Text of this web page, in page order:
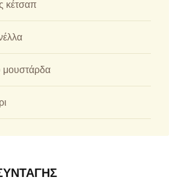
κέτσαπ
μουστάρδα